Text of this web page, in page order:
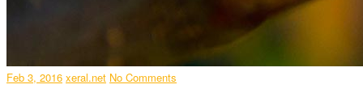
Feb 3, 2016 xeral.net No Comments